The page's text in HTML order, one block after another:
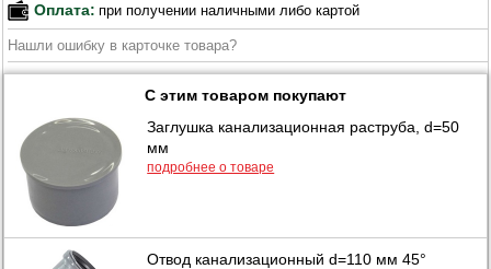
Оплата: при получении наличными либо картой
Нашли ошибку в карточке товара?
С этим товаром покупают
Заглушка канализационная раструба, d=50
мм
подробнее о товаре
Отвод канализационный d=110 мм 45°